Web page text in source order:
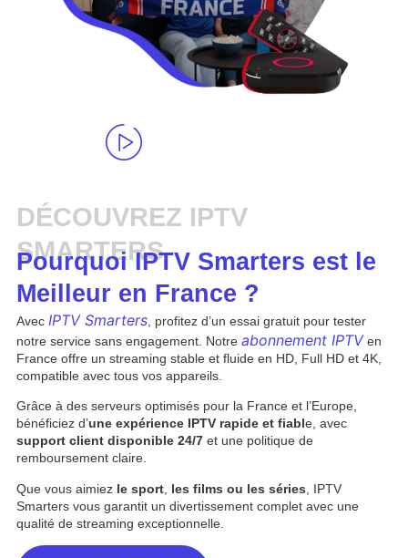
DÉCOUVREZ IPTV
SMARTERS
Pourquoi IPTV Smarters est le
Meilleur en France ?
Avec IPTV Smarters, profitez d’un essai gratuit pour tester
notre service sans engagement. Notre abonnement IPTVen
France offre un streaming stable et fluide en HD, Full HD et 4K,
compatible avec tous vos appareils.
Grâce à des serveurs optimisés pour la France et l’Europe,
bénéficiez d’une expérience IPTV rapide et fiable, avec
support client disponible 24/7et une politique de
remboursement claire.
Que vous aimiez le sport, les films ou les séries , IPTV
Smarters vous garantit un divertissement complet avec une
qualité de streaming exceptionnelle.